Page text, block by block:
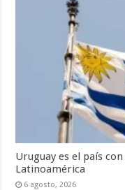
Uruguay es el país
Latinoamérica
6 agosto, 2026